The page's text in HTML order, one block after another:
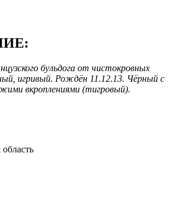
бульдога от чистокровных
игривый. Рождён 11.12.13. Чёрный с
вкроплениями (тигровый).